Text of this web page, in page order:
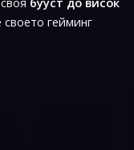
гейминг